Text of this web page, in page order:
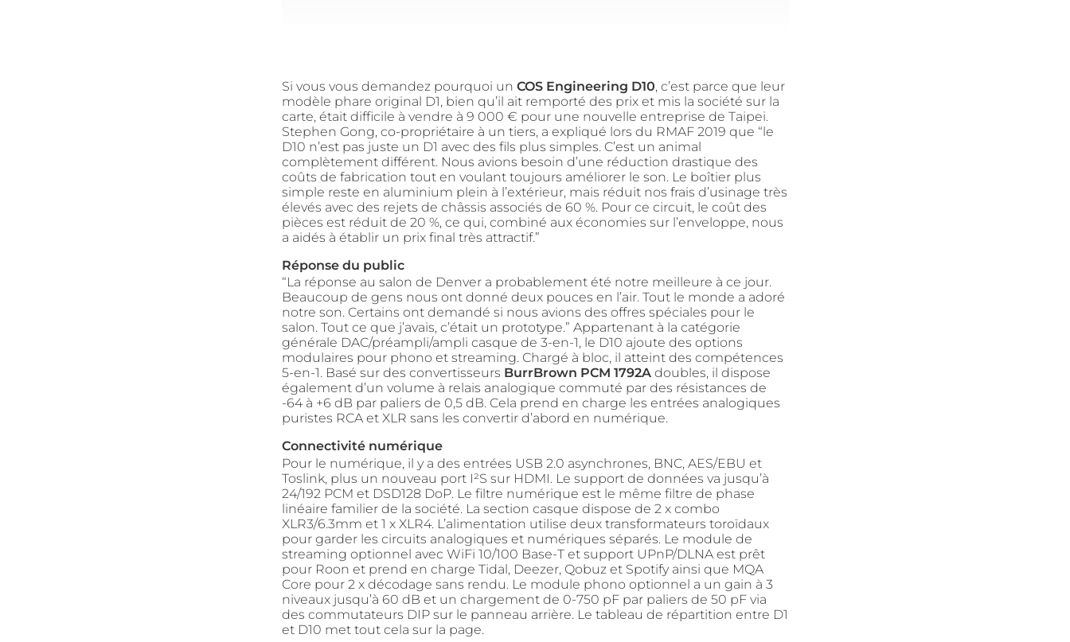
Si vous vous demandez pourquoi un COS Engineering D10, c’est parce que leur
modèle phare original D1, bien qu’il ait remporté des prix et mis la société sur la
carte, était difficile à vendre à 9 000 € pour une nouvelle entreprise de Taipei.
Stephen Gong, co-propriétaire à un tiers, a expliqué lors du RMAF 2019 que “le
D10 n’est pas juste un D1 avec des fils plus simples. C’est un animal
complètement différent. Nous avions besoin d’une réduction drastique des
coûts de fabrication tout en voulant toujours améliorer le son. Le boîtier plus
simple reste en aluminium plein à l’extérieur, mais réduit nos frais d’usinage très
élevés avec des rejets de châssis associés de 60 %. Pour ce circuit, le coût des
pièces est réduit de 20 %, ce qui, combiné aux économies sur l’enveloppe, nous
a aidés à établir un prix final très attractif.”
Réponse du public
“La réponse au salon de Denver a probablement été notre meilleure à ce jour.
Beaucoup de gens nous ont donné deux pouces en l’air. Tout le monde a adoré
notre son. Certains ont demandé si nous avions des offres spéciales pour le
salon. Tout ce que j’avais, c’était un prototype.” Appartenant à la catégorie
générale DAC/préampli/ampli casque de 3-en-1, le D10 ajoute des options
modulaires pour phono et streaming. Chargé à bloc, il atteint des compétences
5-en-1. Basé sur des convertisseurs BurrBrown PCM 1792Adoubles, il dispose
également d’un volume à relais analogique commuté par des résistances de
-64 à +6 dB par paliers de 0,5 dB. Cela prend en charge les entrées analogiques
puristes RCA et XLR sans les convertir d’abord en numérique.
Connectivité numérique
Pour le numérique, il y a des entrées USB 2.0 asynchrones, BNC, AES/EBU et
Toslink, plus un nouveau port I²S sur HDMI. Le support de données va jusqu’à
24/192 PCM et DSD128 DoP. Le filtre numérique est le même filtre de phase
linéaire familier de la société. La section casque dispose de 2 x combo
XLR3/6.3mm et 1 x XLR4. L’alimentation utilise deux transformateurs toroïdaux
pour garder les circuits analogiques et numériques séparés. Le module de
streaming optionnel avec WiFi 10/100 Base-T et support UPnP/DLNA est prêt
pour Roon et prend en charge Tidal, Deezer, Qobuz et Spotify ainsi que MQA
Core pour 2 x décodage sans rendu. Le module phono optionnel a un gain à 3
niveaux jusqu’à 60 dB et un chargement de 0-750 pF par paliers de 50 pF via
des commutateurs DIP sur le panneau arrière. Le tableau de répartition entre D1
et D10 met tout cela sur la page.